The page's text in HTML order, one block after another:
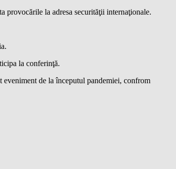
provocările la adresa securităţii internaţionale.
la conferinţă.
de la începutul pandemiei, confrom